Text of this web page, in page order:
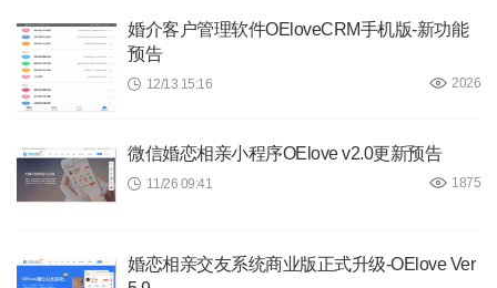
婚介客户管理软件OEloveCRM手机版-新功能
预告
12/13 15:16 2026
微信婚恋相亲小程序OElove v2.0更新预告
11/26 09:41 1875
婚恋相亲交友系统商业版正式升级-OElove Ver